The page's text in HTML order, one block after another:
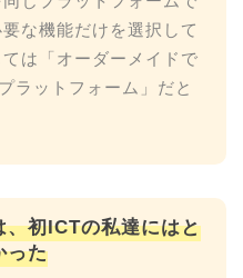
な機能だけを選択して
は「オーダーメイドで
ラットフォーム」だと
、初ICTの私達にはと
った